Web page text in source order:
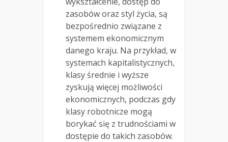
zasobów oraz styl życia, są
bezpośrednio związane z
systemem ekonomicznym
danego kraju. Na przykład, w
systemach kapitalistycznych,
klasy średnie i wyższe
zyskują więcej możliwości
ekonomicznych, podczas gdy
klasy robotnicze mogą
borykać się z trudnościami w
dostępie do takich zasobów.